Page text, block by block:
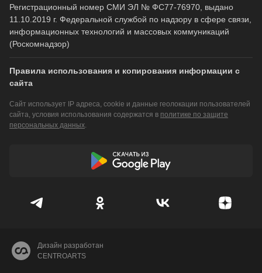
Регистрационный номер СМИ ЭЛ № ФС77-76970, выдано
11.10.2019 г. Федеральной службой по надзору в сфере связи,
информационных технологий и массовых коммуникаций
(Роскомнадзор)
Правила использования и копирования информации с
сайта
Сайт использует IP адреса, cookie и данные геолокации пользователей
сайта, условия использования содержатся в политике по защите
персональных данных.
Дизайн разработан
CENTROARTS